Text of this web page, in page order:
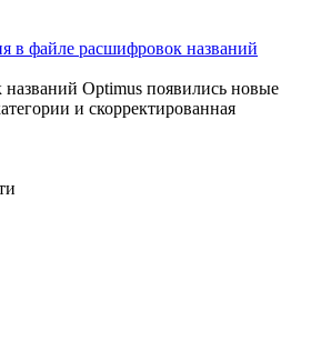
в файле расшифровок названий
Optimus появились новые
и скорректированная